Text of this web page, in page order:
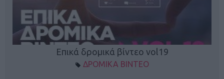
Επικά δρομικά βίντεο vol19
ΔΡΟΜΙΚΑ ΒΙΝΤΕΟ